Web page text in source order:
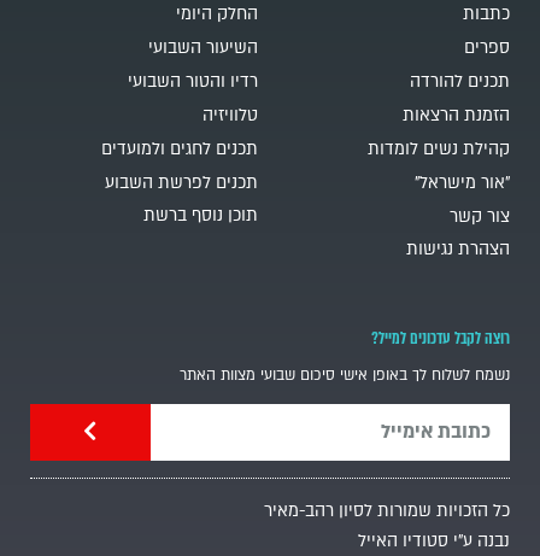
כתבות
ספרים
תכנים להורדה
הזמנת הרצאות
קהילת נשים לומדות
"אור מישראל"
צור קשר
הצהרת נגישות
החלק היומי
השיעור השבועי
רדיו והטור השבועי
טלוויזיה
תכנים לחגים ולמועדים
תכנים לפרשת השבוע
תוכן נוסף ברשת
רוצה לקבל עדכונים למייל?
נשמח לשלוח לך באופן אישי סיכום שבועי מצוות האתר
כל הזכויות שמורות לסיון רהב-מאיר
נבנה ע"י סטודיו האייל